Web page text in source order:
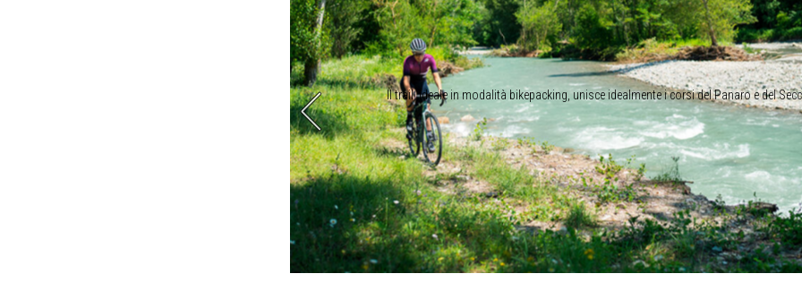
Il trail, ideale in modalità bikepacking, unisce idealmente i corsi del Panaro e del